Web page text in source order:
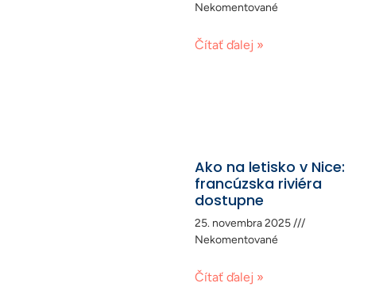
Nekomentované
Čítať ďalej »
Ako na letisko v Nice:
francúzska riviéra
dostupne
25. novembra 2025
Nekomentované
Čítať ďalej »